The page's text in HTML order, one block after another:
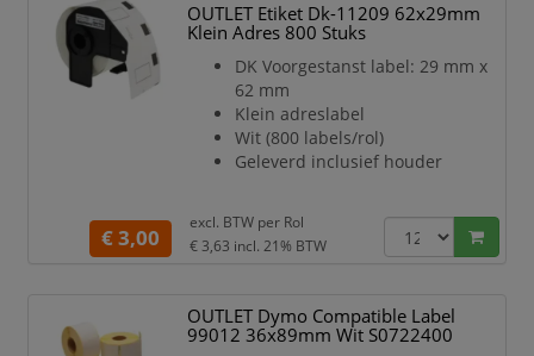
De etiketten zijn gegarandeerd
geschikt voorinkjetprinters,
laserprinters en kopieerapparate
OUTLET Etiket Dk-11209 62x29mm
Klein Adres 800 Stuks
DK Voorgestanst label: 29 mm x
62 mm
Klein adreslabel
Wit (800 labels/rol)
Geleverd inclusief houder
€ 3,00
excl. BTW per Rol
€ 3,63 incl. 21% BTW
OUTLET Dymo Compatible Label
99012 36x89mm Wit S0722400